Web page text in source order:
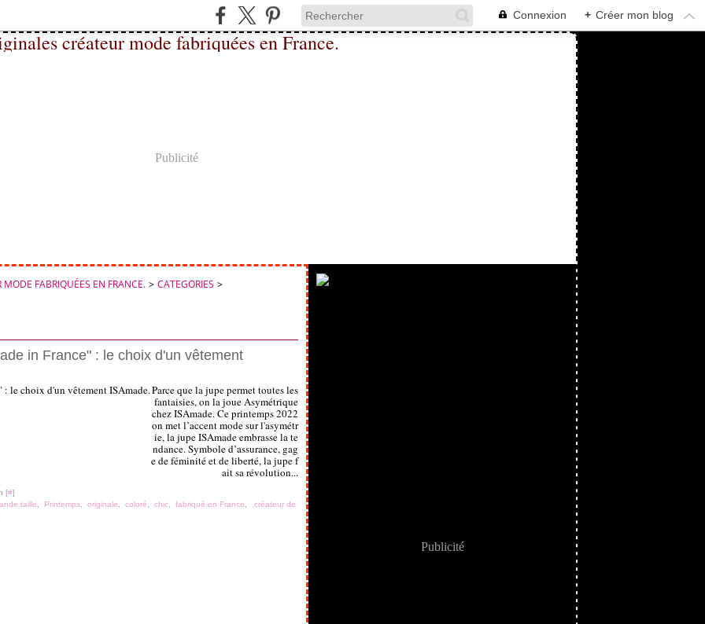
Connexion + Créer mon blog
Publicité
FABRIQUÉES EN FRANCE. > CATEGORIES >
in France" : le choix d'un vêtement
Parce que la jupe permet toutes les
fantaisies, on la joue Asymétrique
chez ISAmade. Ce printemps 2022
on met l’accent mode sur l'asymétr
ie, la jupe ISAmade embrasse la te
ndance. Symbole d’assurance, gag
e de féminité et de liberté, la jupe f
ait sa révolution...
[#]
taille Printemps originale coloré chic fabriqué en France
.créateur de
Publicité